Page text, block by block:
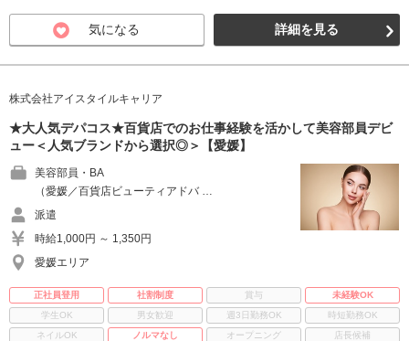
気になる 詳細を見る
株式会社アイスタイルキャリア
★大人気デパコス★百貨店でのお仕事経験を活かして美容部員デビ
ュー＜人気ブランドから選択◎＞【愛媛】
美容部員・BA
（愛媛／百貨店ビューティアドバ …
派遣
時給1,000円 ～ 1,350円
愛媛エリア
正社員登用 社割制度 賞与
未経験OK
学生OK
男女歓迎 週3日勤務OK
時短勤務OK
ネイルOK
ノルマなし オープニング
店長候補